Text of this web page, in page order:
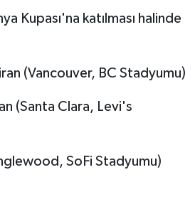
Kupası'na katılması halinde
(Vancouver, BC Stadyumu)
(Santa Clara, Levi's
SoFi Stadyumu)